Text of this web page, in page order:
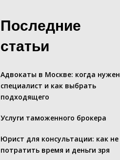
Последние
статьи
Адвокаты в Москве: когда нужен
специалист и как выбрать
подходящего
Услуги таможенного брокера
Юрист для консультации: как не
потратить время и деньги зря